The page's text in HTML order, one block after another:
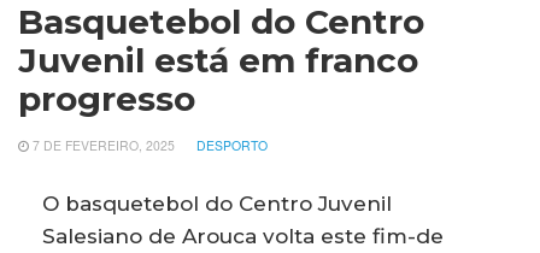
Basquetebol do Centro
Juvenil está em franco
progresso
7 DE FEVEREIRO, 2025 DESPORTO
O basquetebol do Centro Juvenil
Salesiano de Arouca volta este fim-de